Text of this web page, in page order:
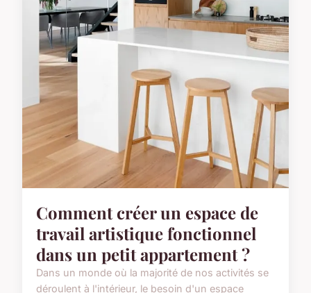
Comment créer un espace de
travail artistique fonctionnel
dans un petit appartement ?
Dans un monde où la majorité de nos activités se
déroulent à l'intérieur, le besoin d'un espace